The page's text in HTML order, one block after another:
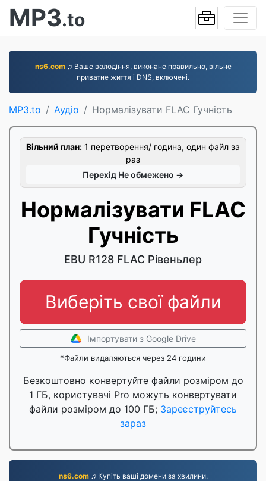
MP3.to
ns6.com♫ Ваше володіння, виконане правильно, вільне
приватне життя і DNS, включені.
MP3.to Аудіо Нормалізувати FLAC Гучність
Вільний план: 1 перетворення/ година, один файл за
раз
Перехід Не обмежено →
Нормалізувати FLAC
Гучність
EBU R128 FLAC Рівеньлер
Виберіть свої файли
Імпортувати з Google Drive
*Файли видаляються через 24 години
Безкоштовно конвертуйте файли розміром до
1 ГБ, користувачі Pro можуть конвертувати
файли розміром до 100 ГБ; Зареєструйтесь
зараз
ns6.com♫ Купіть ваші домени за хвилини.